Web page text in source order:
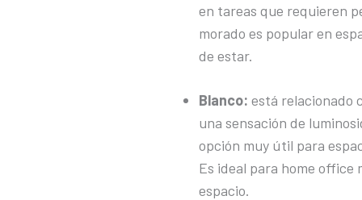
en tareas que requieren
morado es popular en
de estar.
Blanco: está relacionado
una sensación de
opción muy útil para
Es ideal para home office
espacio.